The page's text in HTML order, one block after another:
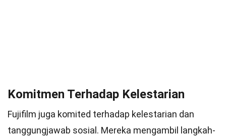
Komitmen Terhadap Kelestarian
Fujifilm juga komited terhadap kelestarian dan
tanggungjawab sosial. Mereka mengambil langkah-